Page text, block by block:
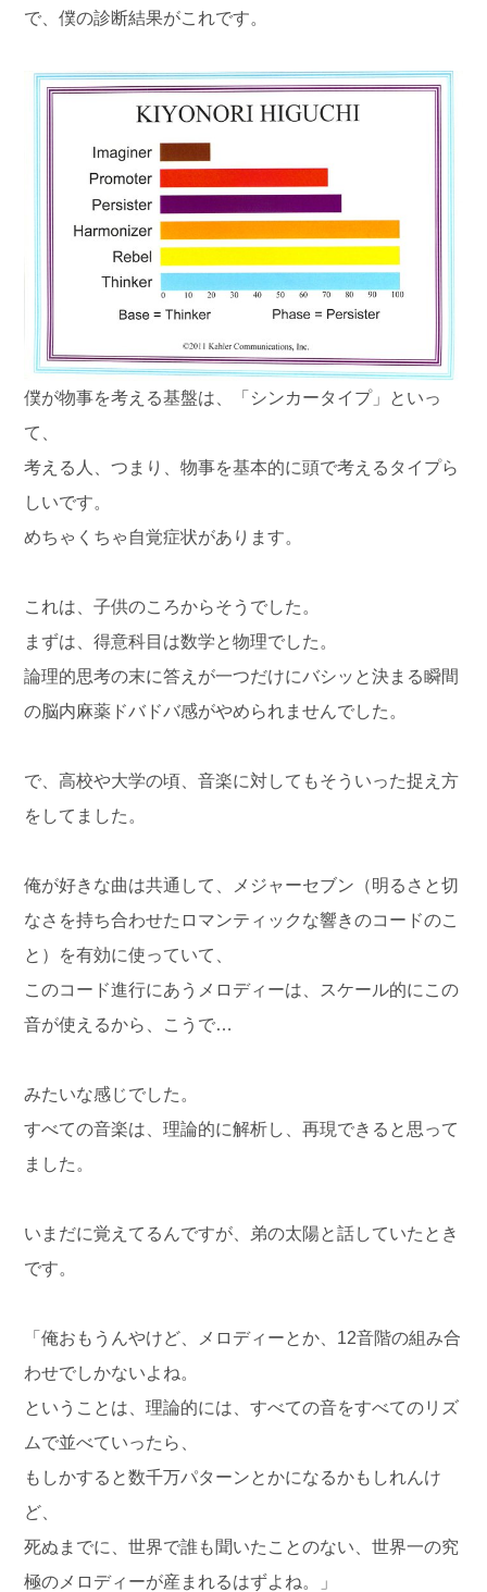
で、僕の診断結果がこれです。
僕が物事を考える基盤は、「シンカータイプ」といっ
て、
考える人、つまり、物事を基本的に頭で考えるタイプら
しいです。
めちゃくちゃ自覚症状があります。
これは、子供のころからそうでした。
まずは、得意科目は数学と物理でした。
論理的思考の末に答えが一つだけにバシッと決まる瞬間
の脳内麻薬ドバドバ感がやめられませんでした。
で、高校や大学の頃、音楽に対してもそういった捉え方
をしてました。
俺が好きな曲は共通して、メジャーセブン（明るさと切
なさを持ち合わせたロマンティックな響きのコードのこ
と）を有効に使っていて、
このコード進行にあうメロディーは、スケール的にこの
音が使えるから、こうで…
みたいな感じでした。
すべての音楽は、理論的に解析し、再現できると思って
ました。
いまだに覚えてるんですが、弟の太陽と話していたとき
です。
「俺おもうんやけど、メロディーとか、12音階の組み合
わせでしかないよね。
ということは、理論的には、すべての音をすべてのリズ
ムで並べていったら、
もしかすると数千万パターンとかになるかもしれんけ
ど、
死ぬまでに、世界で誰も聞いたことのない、世界一の究
極のメロディーが産まれるはずよね。」